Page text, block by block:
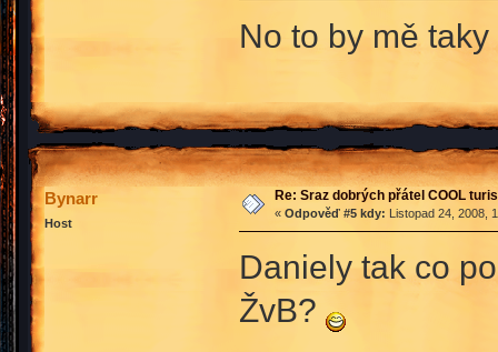
No to by mě
Bynarr
Host
Re: Sraz dobrých přátel COOL
« Odpověď #5 kdy: Listopad 24, 2008,
Daniely tak co
ŽvB?